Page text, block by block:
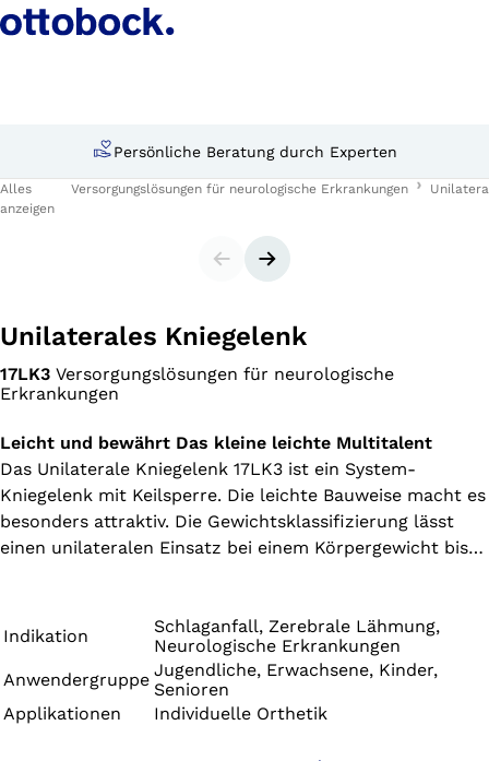
Persönliche Beratung durch Experten
Alles
anzeigen
Versorgungslösungen für neurologische Erkrankungen
SliderNächster Slide
Unilaterales Kniegelenk
17LK3 Versorgungslösungen für neurologische
Erkrankungen
Leicht und bewährt Das kleine leichte Multitalent
Das Unilaterale Kniegelenk 17LK3 ist ein System-
Kniegelenk mit Keilsperre. Die leichte Bauweise macht es
besonders attraktiv. Die Gewichtsklassifizierung lässt
einen unilateralen Einsatz bei einem Körpergewicht bis
Lieferumfang enthalten ist ein temporärer Schalter zum
Freischalten des Gelenkes, z.B. zum Fahren auf dem
Therapierad.
Indikation
Schlaganfall, Zerebrale Lähmung,
Neurologische Erkrankungen
Anwendergruppe Jugendliche, Erwachsene, Kinder,
Senioren
Applikationen
Individuelle Orthetik